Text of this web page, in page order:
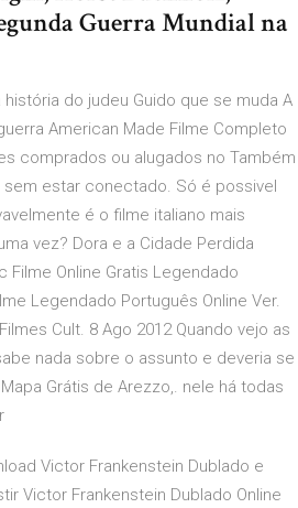
Guerra Mundial na
história do judeu Guido que se muda A
American Made Filme Completo
comprados ou alugados no Também
estar conectado. Só é possivel
é o filme italiano mais
vez? Dora e a Cidade Perdida
Legendado Português Online Ver.
Cult. 8 Ago 2012 Quando vejo as
nada sobre o assunto e deveria se
Grátis de Arezzo,. nele há todas
Victor Frankenstein Dublado e
Victor Frankenstein Dublado Online